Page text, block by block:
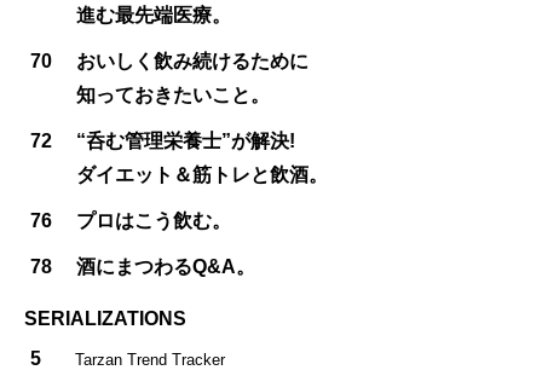
進む最先端医療。
70
おいしく飲み続けるために
知っておきたいこと。
72
“呑む管理栄養士”が解決!
ダイエット＆筋トレと飲酒。
76 プロはこう飲む。
78 酒にまつわるQ&A。
SERIALIZATIONS
5
Tarzan Trend Tracker